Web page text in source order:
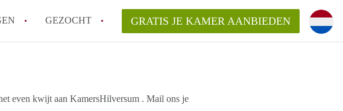
GEZOCHT GRATIS JE KAMER AANBIEDEN
even kwijt aan KamersHilversum . Mail ons je